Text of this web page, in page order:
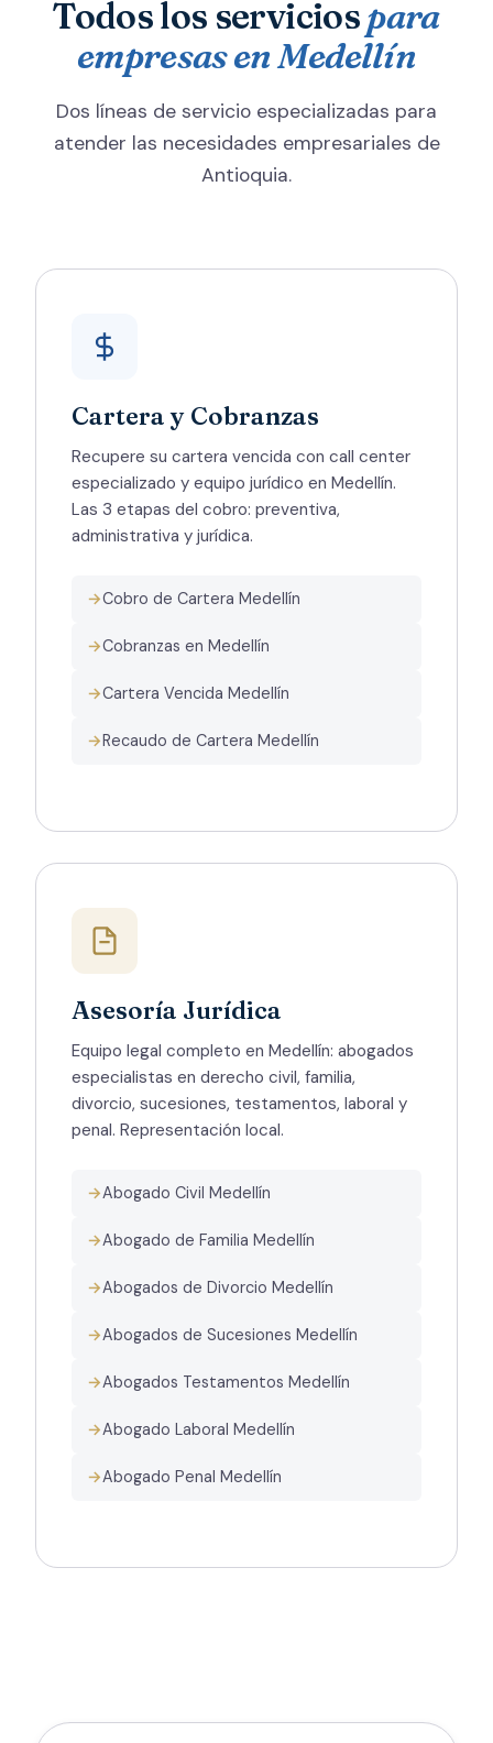
Todos los serviciospara
empresas en Medellín
Dos líneas de servicio especializadas para
atender las necesidades empresariales de
Antioquia.
Cartera y Cobranzas
Recupere su cartera vencida con call center
especializado y equipo jurídico en Medellín.
Las 3 etapas del cobro: preventiva,
administrativa y jurídica.
Cobro de Cartera Medellín
Cobranzas en Medellín
Cartera Vencida Medellín
Recaudo de Cartera Medellín
Asesoría Jurídica
Equipo legal completo en Medellín: abogados
especialistas en derecho civil, familia,
divorcio, sucesiones, testamentos, laboral y
penal. Representación local.
Abogado Civil Medellín
Abogado de Familia Medellín
Abogados de Divorcio Medellín
Abogados de Sucesiones Medellín
Abogados Testamentos Medellín
Abogado Laboral Medellín
Abogado Penal Medellín